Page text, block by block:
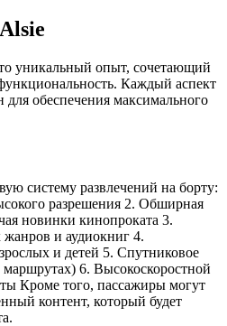
уникальный опыт, сочетающий
Каждый аспект
для обеспечения максимального
систему развлечений на борту:
разрешения 2. Обширная
новинки кинопроката 3.
и аудиокниг 4.
и детей 5. Спутниковое
6. Высокоскоростной
Кроме того, пассажиры могут
контент, который будет